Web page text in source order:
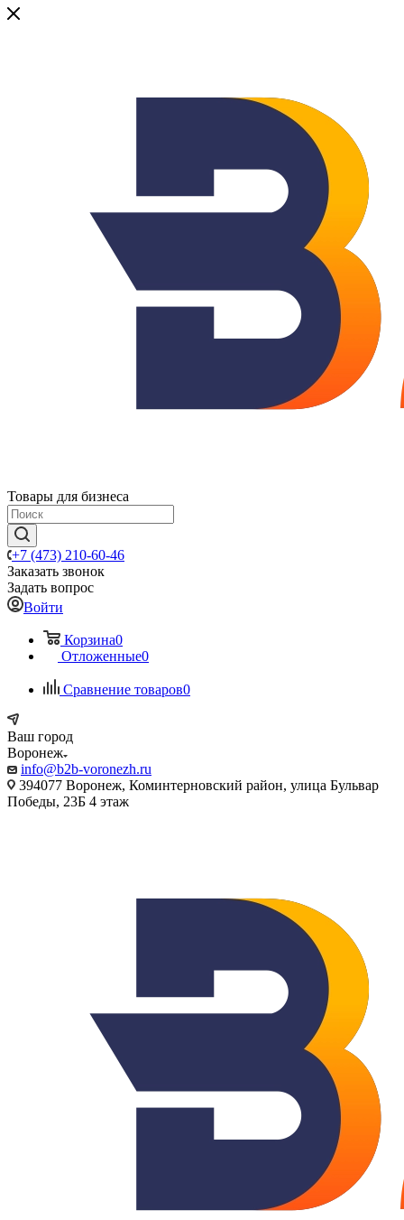
Товары для бизнеса
+7 (473) 210-60-46
Заказать звонок
Задать вопрос
Войти
Корзина0
Отложенные0
Сравнение товаров0
Ваш город
Воронеж
info@b2b-voronezh.ru
394077 Воронеж, Коминтерновский район, улица Бульвар
Победы, 23Б​ 4 этаж